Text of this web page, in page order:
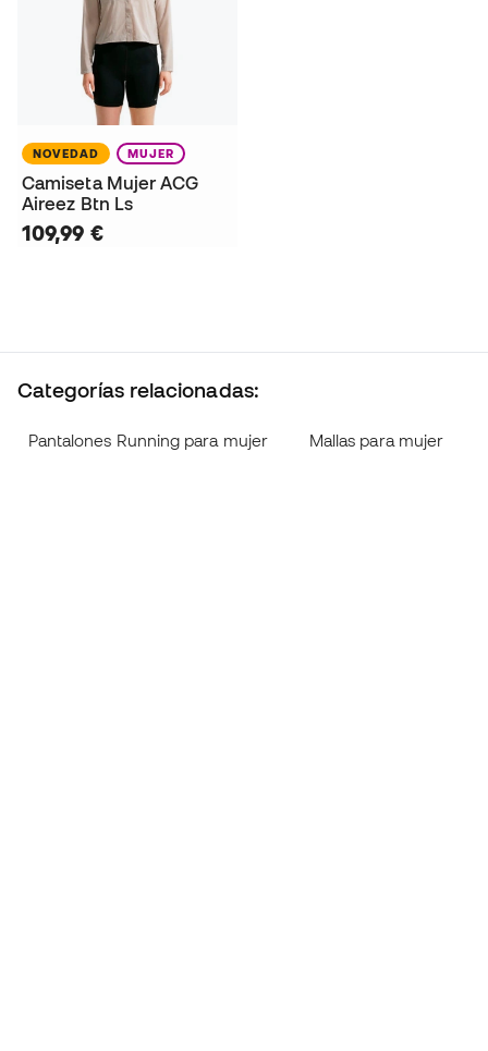
NOVEDAD MUJER
Camiseta Mujer ACG
Aireez Btn Ls
109,99 €
Categorías relacionadas:
Pantalones Running para mujer Mallas para mujer